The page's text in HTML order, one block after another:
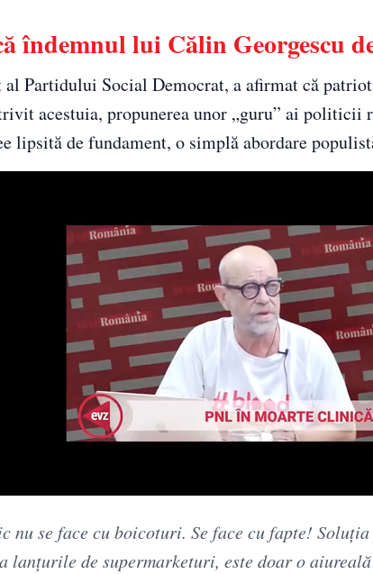
îndemnul lui Călin Georgescu
Partidului Social Democrat, a afirmat că
acestuia, propunerea unor „guru” ai politicii
lipsită de fundament, o simplă abordare
nu se face cu boicoturi. Se face cu fapte!
lanţurile de supermarketuri, este doar o